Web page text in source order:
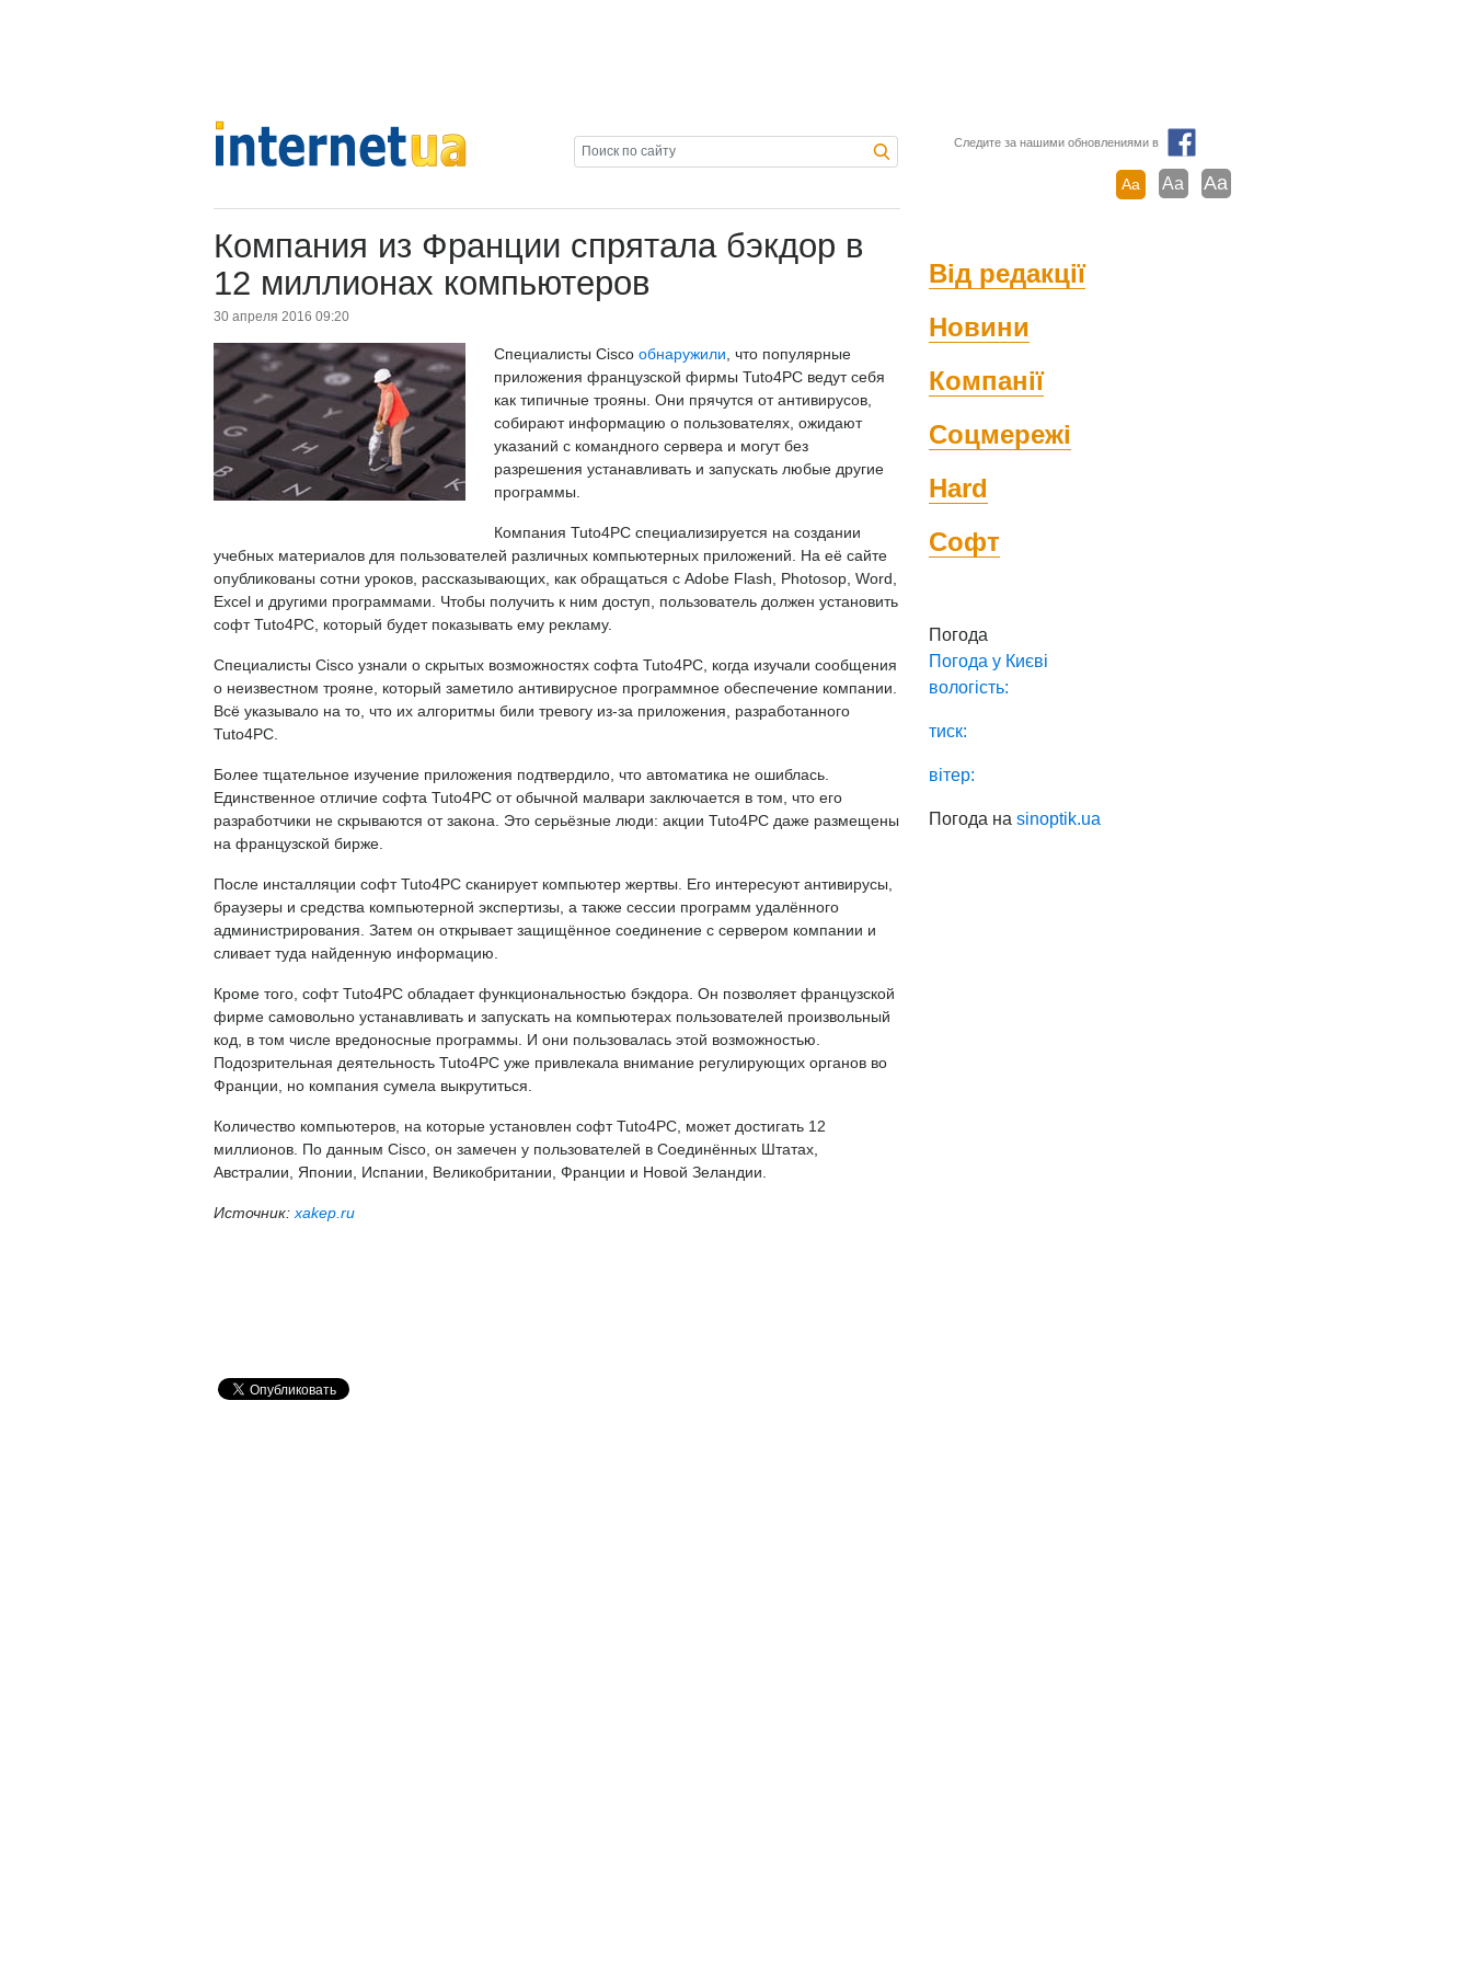
Следите за нашими обновлениями в
Aa Aa Aa
Компания из Франции спрятала бэкдор в
12 миллионах компьютеров
30 апреля 2016 09:20
Специалисты Cisco обнаружили , что популярные
приложения французской фирмы Tuto4PC ведут себя
как типичные трояны. Они прячутся от антивирусов,
собирают информацию о пользователях, ожидают
указаний с командного сервера и могут без
разрешения устанавливать и запускать любые другие
программы.
Компания Tuto4PC специализируется на создании
учебных материалов для пользователей различных компьютерных приложений. На её сайте
опубликованы сотни уроков, рассказывающих, как обращаться с Adobe Flash, Photosop, Word,
Excel и другими программами. Чтобы получить к ним доступ, пользователь должен установить
софт Tuto4PC, который будет показывать ему рекламу.
Специалисты Cisco узнали о скрытых возможностях софта Tuto4PC, когда изучали сообщения
о неизвестном трояне, который заметило антивирусное программное обеспечение компании.
Всё указывало на то, что их алгоритмы били тревогу из-за приложения, разработанного
Tuto4PC.
Более тщательное изучение приложения подтвердило, что автоматика не ошиблась.
Единственное отличие софта Tuto4PC от обычной малвари заключается в том, что его
разработчики не скрываются от закона. Это серьёзные люди: акции Tuto4PC даже размещены
на французской бирже.
После инсталляции софт Tuto4PC сканирует компьютер жертвы. Его интересуют антивирусы,
браузеры и средства компьютерной экспертизы, а также сессии программ удалённого
администрирования. Затем он открывает защищённое соединение с сервером компании и
сливает туда найденную информацию.
Кроме того, софт Tuto4PC обладает функциональностью бэкдора. Он позволяет французской
фирме самовольно устанавливать и запускать на компьютерах пользователей произвольный
код, в том числе вредоносные программы. И они пользовалась этой возможностью.
Подозрительная деятельность Tuto4PC уже привлекала внимание регулирующих органов во
Франции, но компания сумела выкрутиться.
Количество компьютеров, на которые установлен софт Tuto4PC, может достигать 12
миллионов. По данным Cisco, он замечен у пользователей в Соединённых Штатах,
Австралии, Японии, Испании, Великобритании, Франции и Новой Зеландии.
Источник: xakep.ru
Від редакції
Новини
Компанії
Соцмережі
Hard
Софт
Погода
Погода у Києві
вологість:
тиск:
вітер:
Погода наsinoptik.ua